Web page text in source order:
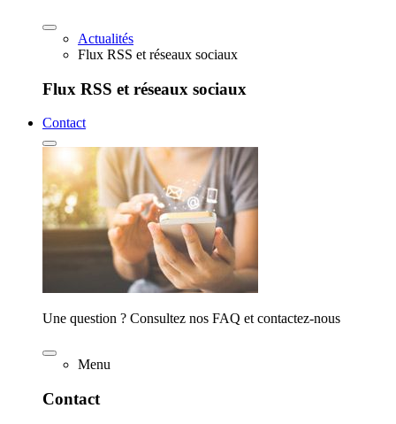
Actualités
Flux RSS et réseaux sociaux
Flux RSS et réseaux sociaux
Contact
Une question ? Consultez nos FAQ et contactez-nous
Menu
Contact